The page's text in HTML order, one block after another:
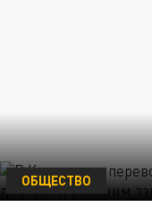
ОБЩЕСТВО